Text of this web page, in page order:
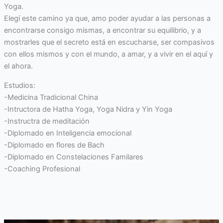
Yoga.
Elegí este camino ya que, amo poder ayudar a las personas a
encontrarse consigo mismas, a encontrar su equilibrio, y a
mostrarles que el secreto está en escucharse, ser compasivos
con ellos mismos y con el mundo, a amar, y a vivir en el aquí y
el ahora.
Estudios:
-Medicina Tradicional China
-Intructora de Hatha Yoga, Yoga Nidra y Yin Yoga
-Instructra de meditación
-Diplomado en Inteligencia emocional
-Diplomado en flores de Bach
-Diplomado en Constelaciones Familares
-Coaching Profesional